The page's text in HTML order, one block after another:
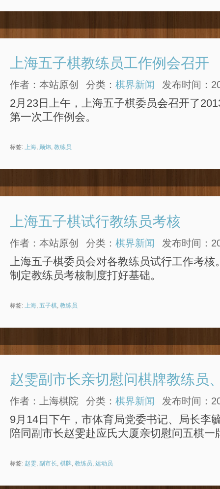
上海五子棋教练员工作例会召开
作者：本站原创 分类： 棋界新闻 发布时间：
2月23日上午，上海五子棋委员会召开了
第一次工作例会。
标签: 上海, 顾炜, 教练员
上海五子棋试行教练员考核
作者：本站原创 分类： 棋界新闻 发布时间：
上海五子棋委员会对各教练员试行工作考
制定教练员考核制度打好基础。
标签: 上海 五子棋 教练员
赵雯副市长亲切慰问棋牌教练员
作者：上海棋院 分类： 棋界新闻 发布时间：
9月14日下午，市体育局党委书记、局长李
陪同副市长赵雯赴应氏大厦亲切慰问五棋一
标签: 赵雯, 副市长, 棋牌, 教练员, 运动员